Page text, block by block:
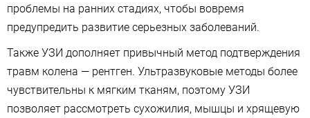
проблемы на ранних стадиях, чтобы вовремя
предупредить развитие серьезных заболеваний.
Также УЗИ дополняет привычный метод подтверждения
травм колена — рентген. Ультразвуковые методы более
чувствительны к мягким тканям, поэтому УЗИ
позволяет рассмотреть сухожилия, мышцы и хрящевую